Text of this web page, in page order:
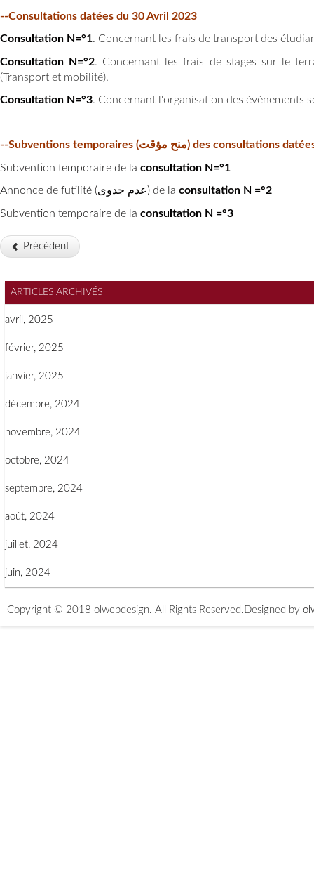
--Consultations datées du 30 Avril 2023
Consultation N=°1. Concernant les frais de transport des
Consultation N=°2. Concernant les frais de stages sur le
(Transport et mobilité).
Consultation N=°3. Concernant l'organisation des événements
--Subventions temporaires (منح مؤقت) des consultations
Subvention temporaire de la consultation N=°1
Annonce de futilité (عدم جدوى) de la consultation N =°2
Subvention temporaire de la consultation N =°3
Précédent
ARTICLES ARCHIVÉS
avril, 2025
février, 2025
janvier, 2025
décembre, 2024
novembre, 2024
octobre, 2024
septembre, 2024
août, 2024
juillet, 2024
juin, 2024
Copyright © 2018 olwebdesign. All Rights Reserved. Designed by